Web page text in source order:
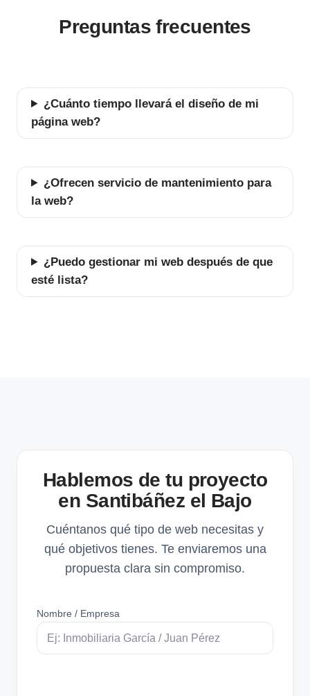
Preguntas frecuentes
¿Cuánto tiempo llevará el diseño de mi
página web?
¿Ofrecen servicio de mantenimiento para
la web?
¿Puedo gestionar mi web después de que
esté lista?
Hablemos de tu proyecto
en Santibáñez el Bajo
Cuéntanos qué tipo de web necesitas y
qué objetivos tienes. Te enviaremos una
propuesta clara sin compromiso.
Nombre / Empresa